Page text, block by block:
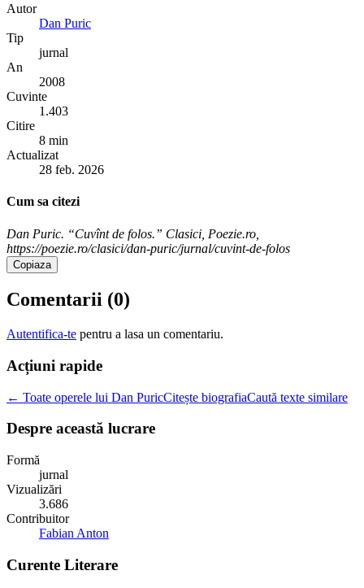
Autor
Dan Puric
Tip
jurnal
An
2008
Cuvinte
1.403
Citire
8 min
Actualizat
28 feb. 2026
Cum sa citezi
Dan Puric. “Cuvînt de folos.” Clasici, Poezie.ro,
https://poezie.ro/clasici/dan-puric/jurnal/cuvint-de-folos
Copiaza
Comentarii (0)
Autentifica-te pentru a lasa un comentariu.
Acțiuni rapide
← Toate operele lui Dan PuricCitește biografiaCaută texte similare
Despre această lucrare
Formă
jurnal
Vizualizări
3.686
Contribuitor
Fabian Anton
Curente Literare